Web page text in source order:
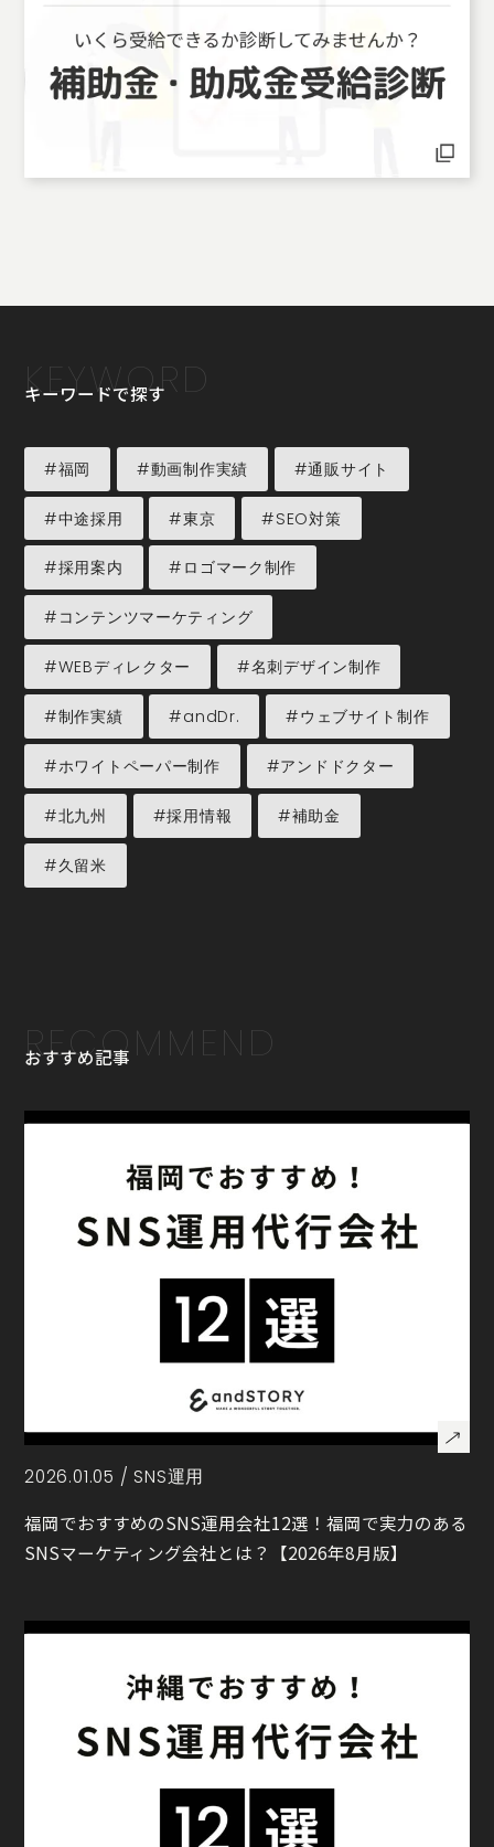
KEYWORD
キーワードで探す
#福岡 #動画制作実績 #通販サイト
#中途採用 #東京 #SEO対策
#採用案内 #ロゴマーク制作
#コンテンツマーケティング
#WEBディレクター #名刺デザイン制作
#制作実績 #andDr. #ウェブサイト制作
#ホワイトペーパー制作 #アンドドクター
#北九州 #採用情報 #補助金
#久留米
RECOMMEND
おすすめ記事
2026.01.05 / SNS運用
福岡でおすすめのSNS運用会社12選！福岡で実力のある
SNSマーケティング会社とは？【2026年8月版】